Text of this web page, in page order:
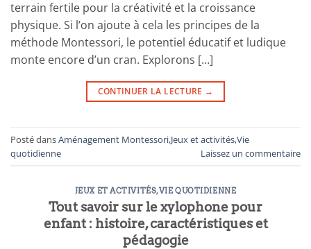
terrain fertile pour la créativité et la croissance
physique. Si l’on ajoute à cela les principes de la
méthode Montessori, le potentiel éducatif et ludique
monte encore d’un cran. Explorons […]
CONTINUER LA LECTURE →
Posté dansAménagement Montessori,Jeux et activités,Vie
quotidienne
Laissez un commentaire
JEUX ET ACTIVITÉS,VIE QUOTIDIENNE
Tout savoir sur le xylophone pour
enfant : histoire, caractéristiques et
pédagogie